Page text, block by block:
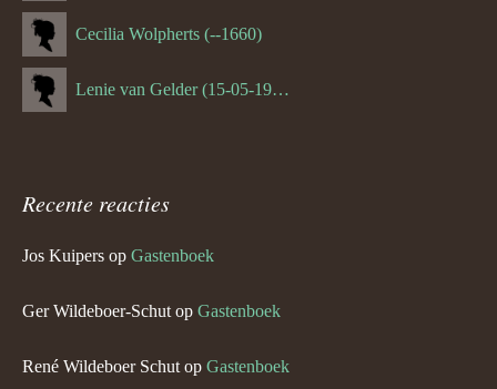
Cecilia Wolpherts (--1660)
Lenie van Gelder (15-05-1970)
Recente reacties
Jos Kuipers op Gastenboek
Ger Wildeboer-Schut op Gastenboek
René Wildeboer Schut op Gastenboek